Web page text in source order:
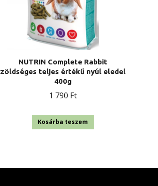
NUTRIN Complete Rabbit
zöldséges teljes értékű nyúl eledel
400g
1 790 Ft
Kosárba teszem